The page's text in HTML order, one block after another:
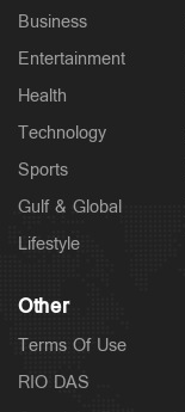
Latest
പോറ്റി വളര്‍ത്തുന്നവരേയും
ചെന്നിത്തല
Business
Entertainment
Health
Technology
Sports
Gulf & Global
Lifestyle
Other
Terms Of Use
RIO DAS